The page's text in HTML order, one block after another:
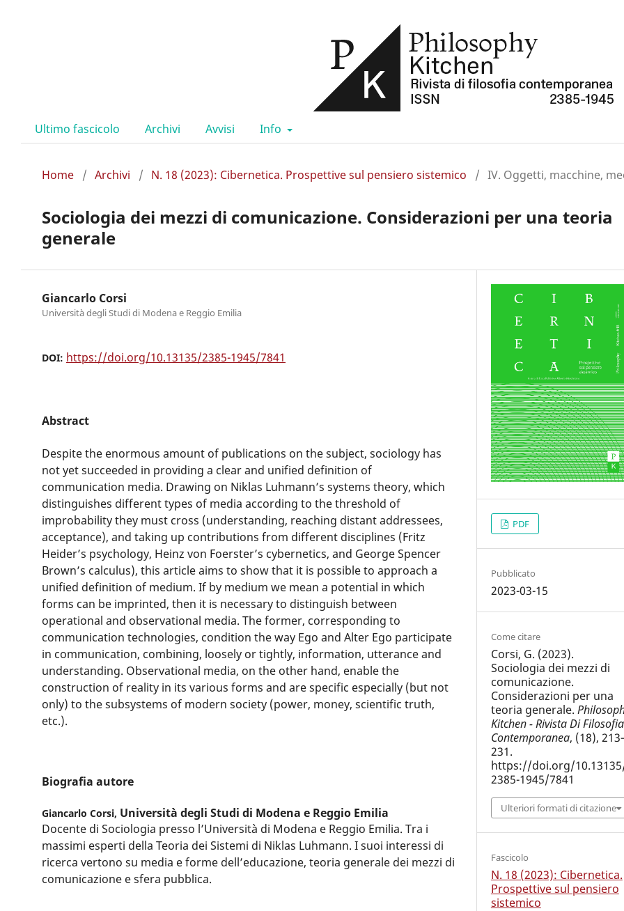
Ultimo fascicolo Archivi Avvisi Info
Home / Archivi / N. 18 (2023): Cibernetica. Prospettive sul pensiero sistemico / IV. Oggetti, macchine,
Sociologia dei mezzi di comunicazione. Considerazioni per una teoria
generale
Giancarlo Corsi
Università degli Studi di Modena e Reggio Emilia
DOI: https://doi.org/10.13135/2385-1945/7841
Abstract
Despite the enormous amount of publications on the subject, sociology has
not yet succeeded in providing a clear and unified definition of
communication media. Drawing on Niklas Luhmann’s systems theory, which
distinguishes different types of media according to the threshold of
improbability they must cross (understanding, reaching distant addressees,
acceptance), and taking up contributions from different disciplines (Fritz
Heider’s psychology, Heinz von Foerster’s cybernetics, and George Spencer
Brown’s calculus), this article aims to show that it is possible to approach a
unified definition of medium. If by medium we mean a potential in which
forms can be imprinted, then it is necessary to distinguish between
operational and observational media. The former, corresponding to
communication technologies, condition the way Ego and Alter Ego participate
in communication, combining, loosely or tightly, information, utterance and
understanding. Observational media, on the other hand, enable the
construction of reality in its various forms and are specific especially (but not
only) to the subsystems of modern society (power, money, scientific truth,
etc.).
Biografia autore
Giancarlo Corsi, Università degli Studi di Modena e Reggio Emilia
Docente di Sociologia presso l’Università di Modena e Reggio Emilia. Tra i
massimi esperti della Teoria dei Sistemi di Niklas Luhmann. I suoi interessi di
ricerca vertono su media e forme dell’educazione, teoria generale dei mezzi di
comunicazione e sfera pubblica.
PDF
Pubblicato
2023-03-15
Come citare
Corsi, G. (2023).
Sociologia dei mezzi di
comunicazione.
Considerazioni per una
teoria generale.
Kitchen - Rivista Di Filosofia
Contemporanea, (18),
231.
https://doi.org/
2385-1945/7841
Ulteriori formati di citazione
Fascicolo
N. 18 (2023): Cibernetica.
Prospettive sul pensiero
sistemico